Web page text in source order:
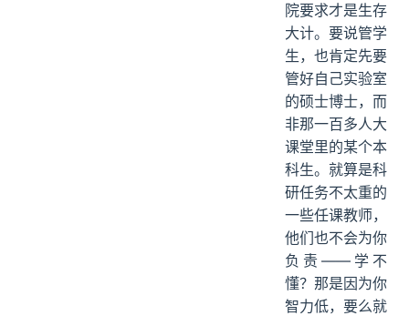
院要求才是生存
大计。要说管学
生，也肯定先要
管好自己实验室
的硕士博士，而
非那一百多人大
课堂里的某个本
科生。就算是科
研任务不太重的
一些任课教师，
他们也不会为你
负责——学不
懂？那是因为你
智力低，要么就